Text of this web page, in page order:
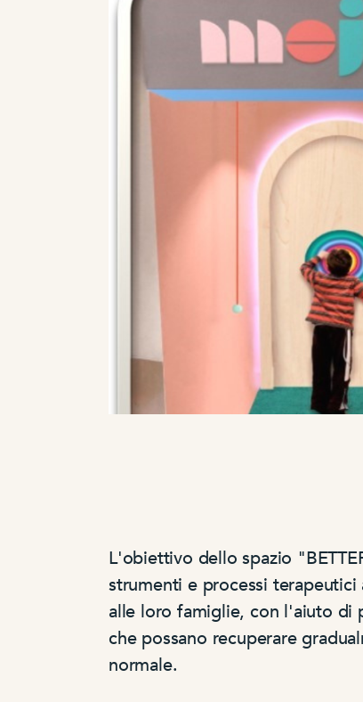
L'obiettivo dello spazio
strumenti e processi
alle loro famiglie, con l'aiuto di
che possano recuperare
normale.